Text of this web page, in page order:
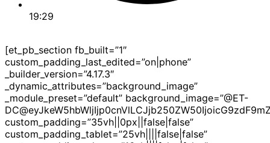
19:29
[et_pb_section fb_built=”1″
custom_padding_last_edited=”on|phone”
_builder_version=”4.17.3″
_dynamic_attributes=”background_image”
_module_preset=”default” background_image=”@ET-
custom_padding=”35vh||0px||false|false”
custom_padding_tablet=”25vh||||false|false”